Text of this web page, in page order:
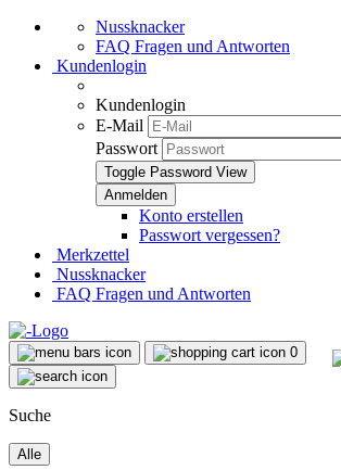
Nussknacker
FAQ Fragen und Antworten
Kundenlogin
Kundenlogin
E-Mail
Passwort
Toggle Password View
Konto erstellen
Passwort vergessen?
Merkzettel
Nussknacker
FAQ Fragen und Antworten
0
Suche
Alle